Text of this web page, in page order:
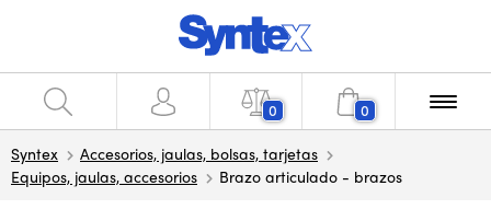
0 0
Syntex
Accesorios, jaulas, bolsas, tarjetas
Equipos, jaulas, accesorios
Brazo articulado - brazos